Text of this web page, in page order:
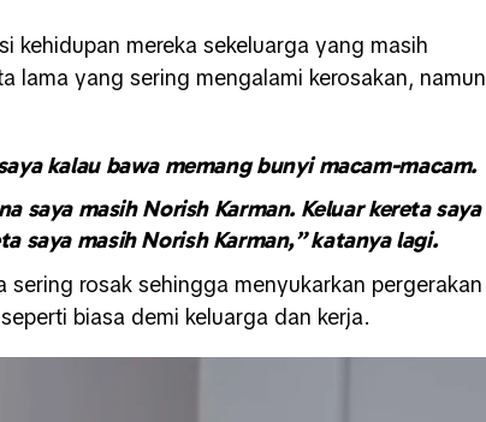
kehidupan mereka sekeluarga yang masih
lama yang sering mengalami kerosakan, namun
kalau bawa memang bunyi macam-macam.
saya masih Norish Karman. Keluar kereta saya
saya masih Norish Karman,” katanya lagi.
sering rosak sehingga menyukarkan pergerakan
biasa demi keluarga dan kerja.